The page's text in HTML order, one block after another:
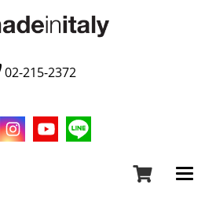
02-215-2372